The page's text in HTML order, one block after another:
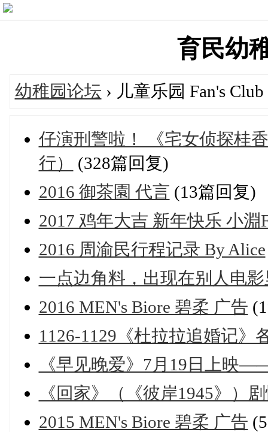
育民幼
幼稚园论坛 › 儿童乐园 Fan's Club
仔演刑警啦！ 《宅女侦探桂
行）
(328篇回复)
2016 御茶園 代言 (13篇回复)
2017 鸡年大吉 新年快乐 小淵
2016 周渝民行程记录 By Alice
一点边角料，出现在别人电
2016 MEN's Biore 碧柔 广告
1126-1129《杜拉拉追婚记》
《早见晚爱》7月19日上映
《回家》（《彼岸1945》）
2015 MEN's Biore 碧柔 广告